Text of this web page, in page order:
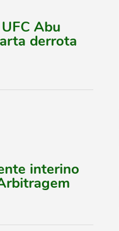
Abu
derrota
interino